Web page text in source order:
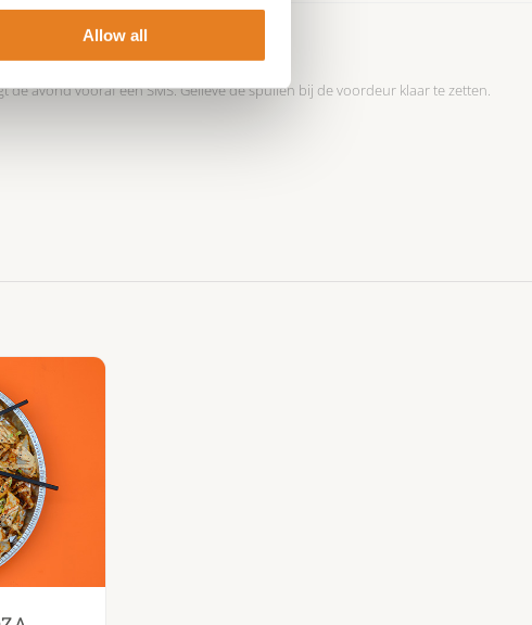
Allow all
ruimte (huiskamer, schuur of garage).
kamertemperatuur worden gegeten.
avond vooraf een SMS. Gelieve de spullen bij de voordeur klaar te zetten.